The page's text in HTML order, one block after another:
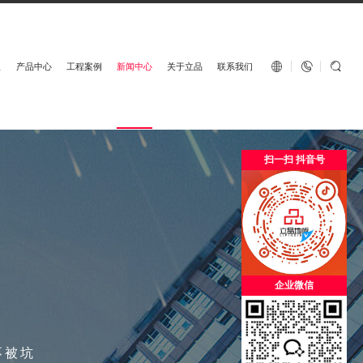
产品中心 工程案例 新闻中心 关于立品 联系我们 English  
坑
扫一扫 抖音号
企业微信